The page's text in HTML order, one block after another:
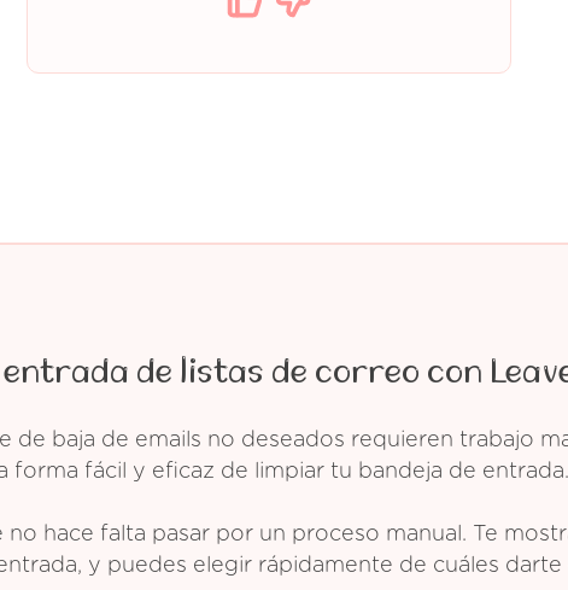
de listas de correo con
de baja de emails no deseados requieren trabajo
forma fácil y eficaz de limpiar tu bandeja de entrada.
no hace falta pasar por un proceso manual. Te
y puedes elegir rápidamente de cuáles darte